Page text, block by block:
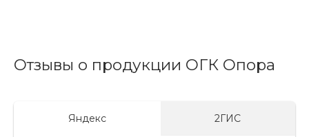
Отзывы о продукции ОГК Опора
Яндекс 2ГИС